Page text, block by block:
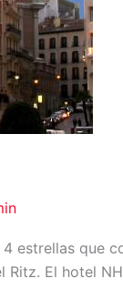
estrellas que
El hotel